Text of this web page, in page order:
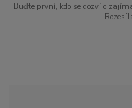
Buďte první, kdo se dozví o